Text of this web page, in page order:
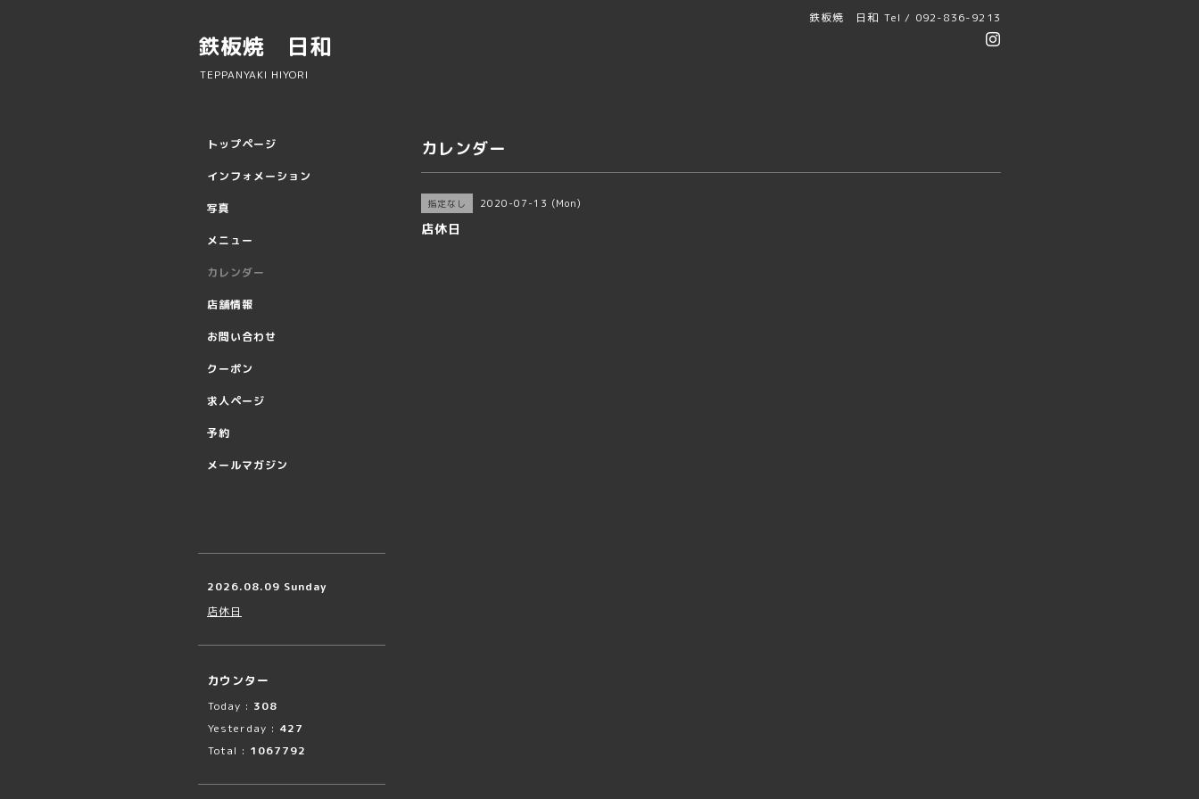
鉄板焼 日和 Tel / 092-836-9213
鉄板焼 日和
TEPPANYAKI HIYORI
カレンダー
指定なし 2020-07-13 (Mon)
店休日
トップページ
インフォメーション
写真
メニュー
カレンダー
店舗情報
お問い合わせ
クーポン
求人ページ
予約
メールマガジン
2026.08.09 Sunday
店休日
カウンター
Today : 308
Yesterday : 427
Total : 1067792